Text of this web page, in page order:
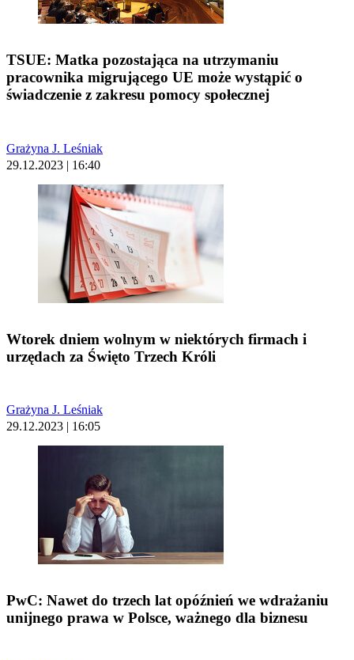
TSUE: Matka pozostająca na utrzymaniu
pracownika migrującego UE może wystąpić o
świadczenie z zakresu pomocy społecznej
Grażyna J. Leśniak
29.12.2023 | 16:40
Wtorek dniem wolnym w niektórych firmach i
urzędach za Święto Trzech Króli
Grażyna J. Leśniak
29.12.2023 | 16:05
PwC: Nawet do trzech lat opóźnień we wdrażaniu
unijnego prawa w Polsce, ważnego dla biznesu